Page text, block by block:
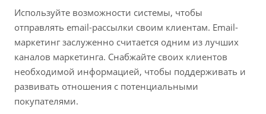
Используйте возможности системы, чтобы
отправлять email-рассылки своим клиентам. Email-
маркетинг заслуженно считается одним из лучших
каналов маркетинга. Снабжайте своих клиентов
необходимой информацией, чтобы поддерживать и
развивать отношения с потенциальными
покупателями.